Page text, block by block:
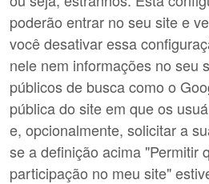
poderão entrar no seu site e
você desativar essa
nele nem informações no seu
públicos de busca como o
pública do site em que os
e, opcionalmente, solicitar a
se a definição acima "Permitir
participação no meu site"